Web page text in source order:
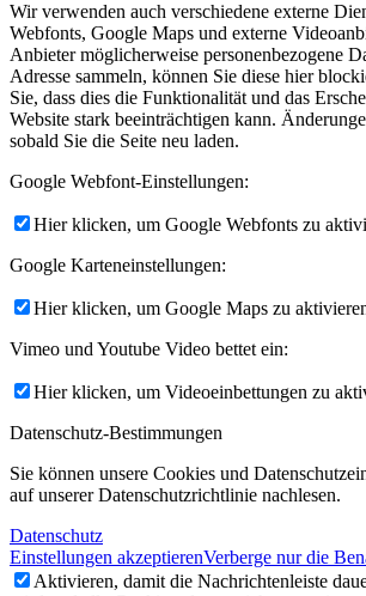
Wir verwenden auch verschiedene externe
Webfonts, Google Maps und externe
Anbieter möglicherweise personenbezogene
Adresse sammeln, können Sie diese hier
Sie, dass dies die Funktionalität und das
Website stark beeinträchtigen kann.
sobald Sie die Seite neu laden.
Google Webfont-Einstellungen:
Hier klicken, um Google Webfonts zu
Google Karteneinstellungen:
Hier klicken, um Google Maps zu
Vimeo und Youtube Video bettet ein:
Hier klicken, um Videoeinbettungen zu
Datenschutz-Bestimmungen
Sie können unsere Cookies und
auf unserer Datenschutzrichtlinie nachlesen.
Datenschutz
Einstellungen akzeptierenVerberge nur die
Aktivieren, damit die Nachrichtenleiste